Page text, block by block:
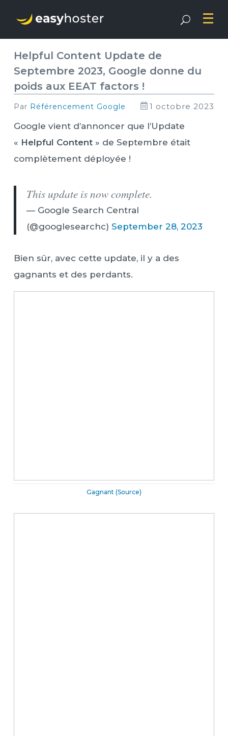
Helpful Content Update de
Septembre 2023, Google donne du
poids aux EEAT factors !
par 1 octobre 2023
Référencement Google
Google vient d’annoncer que l’Update
« Helpful Content» de Septembre était
complètement déployée !
This update is now complete.
— Google Search Central
(@googlesearchc) September 28, 2023
Bien sûr, avec cette update, il y a des
gagnants et des perdants.
Gagnant (Source)